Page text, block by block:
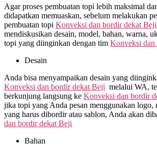
Agar proses pembuatan topi lebih maksimal
didapatkan memuaskan, sebelum melakukan
pembuatan topi Konveksi dan bordir dekat Beji
mendiskusikan desain, model, bahan, warna,
topi yang diinginkan dengan tim Konveksi dan
Desain
Anda bisa menyampaikan desain yang
Konveksi dan bordir dekat Beji melalui WA,
berkunjung langsung ke Konveksi dan bordir
jika topi yang Anda pesan menggunakan logo,
yang harus dibordir atau sablon, Anda akan
dan bordir dekat Beji
Bahan